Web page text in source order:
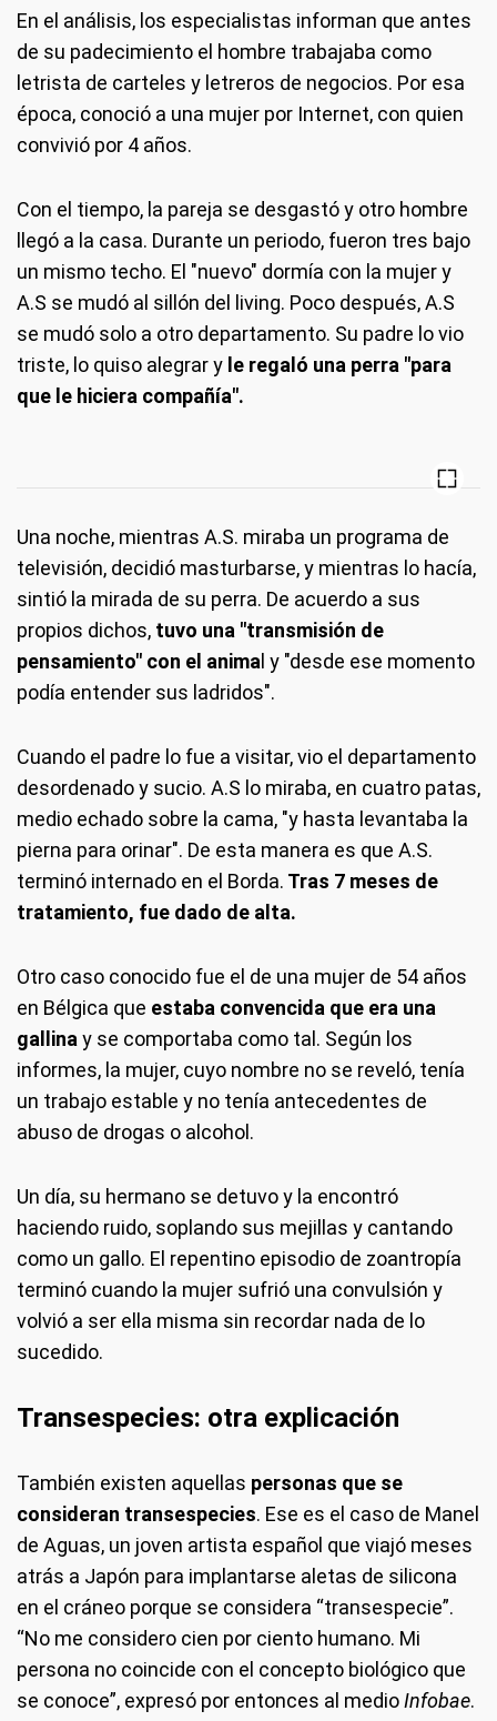
En el análisis, los especialistas informan que antes
de su padecimiento el hombre trabajaba como
letrista de carteles y letreros de negocios. Por esa
época, conoció a una mujer por Internet, con quien
convivió por 4 años.
Con el tiempo, la pareja se desgastó y otro hombre
llegó a la casa. Durante un periodo, fueron tres bajo
un mismo techo. El "nuevo" dormía con la mujer y
A.S se mudó al sillón del living. Poco después, A.S
se mudó solo a otro departamento. Su padre lo vio
triste, lo quiso alegrar y le regaló una perra "para
que le hiciera compañía".
Una noche, mientras A.S. miraba un programa de
televisión, decidió masturbarse, y mientras lo hacía,
sintió la mirada de su perra. De acuerdo a sus
propios dichos, tuvo una "transmisión de
pensamiento" con el anima l y "desde ese momento
podía entender sus ladridos".
Cuando el padre lo fue a visitar, vio el departamento
desordenado y sucio. A.S lo miraba, en cuatro patas,
medio echado sobre la cama, "y hasta levantaba la
pierna para orinar". De esta manera es que A.S.
terminó internado en el Borda. Tras 7 meses de
tratamiento, fue dado de alta.
Otro caso conocido fue el de una mujer de 54 años
en Bélgica que estaba convencida que era una
gallina y se comportaba como tal. Según los
informes, la mujer, cuyo nombre no se reveló, tenía
un trabajo estable y no tenía antecedentes de
abuso de drogas o alcohol.
Un día, su hermano se detuvo y la encontró
haciendo ruido, soplando sus mejillas y cantando
como un gallo. El repentino episodio de zoantropía
terminó cuando la mujer sufrió una convulsión y
volvió a ser ella misma sin recordar nada de lo
sucedido.
Transespecies: otra explicación
También existen aquellas personas que se
consideran transespecies. Ese es el caso de Manel
de Aguas, un joven artista español que viajó meses
atrás a Japón para implantarse aletas de silicona
en el cráneo porque se considera “transespecie”.
“No me considero cien por ciento humano. Mi
persona no coincide con el concepto biológico que
se conoce”, expresó por entonces al medioInfobae.